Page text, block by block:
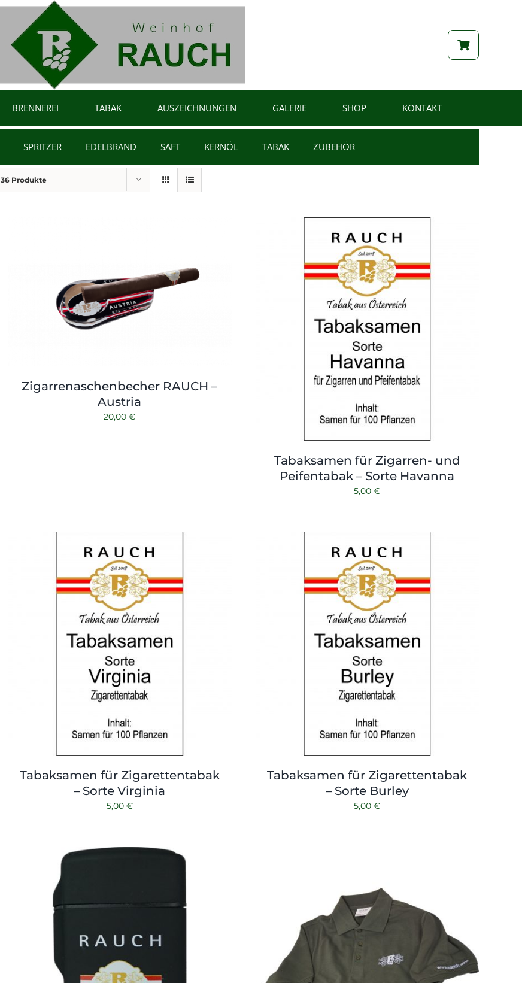
BRENNEREI TABAK AUSZEICHNUNGEN GALERIE SHOP KONTAKT
SPRITZER EDELBRAND SAFT KERNÖL TABAK ZUBEHÖR
36 Produkte
Zigarrenaschenbecher RAUCH –
Austria
20,00€
Tabaksamen für Zigarren- und
Peifentabak – Sorte Havanna
5,00€
Tabaksamen für Zigarettentabak
– Sorte Virginia
5,00 €
Tabaksamen für Zigarettentabak
– Sorte Burley
5,00€